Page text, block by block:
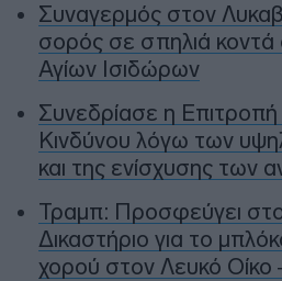
Συναγερμός στον
σορός σε σπηλιά κοντά
Αγίων Ισιδώρων
Συνεδρίασε η Επιτροπή
Κινδύνου λόγω των
και της ενίσχυσης των
Τραμπ: Προσφεύγει
Δικαστήριο για το
χορού στον Λευκό Οίκο